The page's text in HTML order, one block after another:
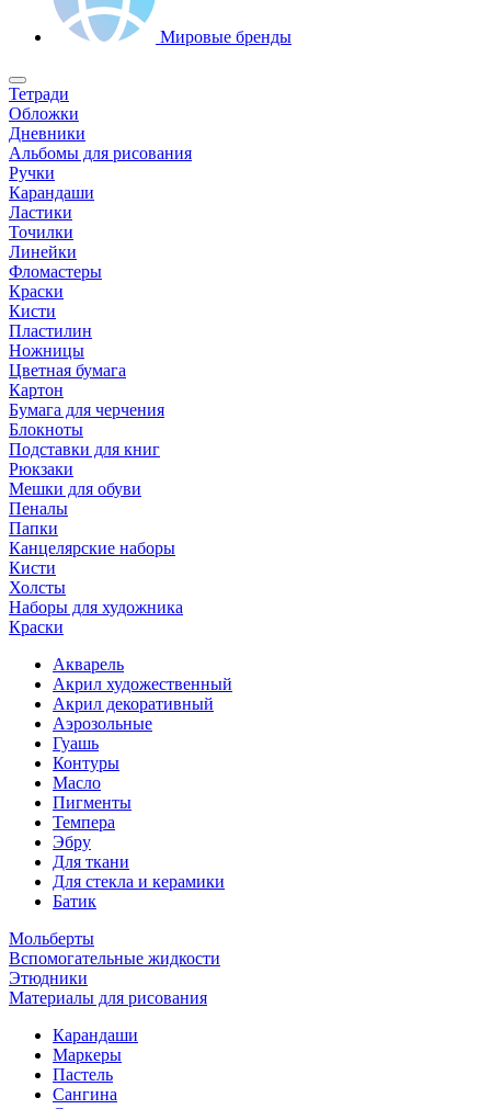
Мировые бренды
Тетради
Обложки
Дневники
Альбомы для рисования
Ручки
Карандаши
Ластики
Точилки
Линейки
Фломастеры
Краски
Кисти
Пластилин
Ножницы
Цветная бумага
Картон
Бумага для черчения
Блокноты
Подставки для книг
Рюкзаки
Мешки для обуви
Пеналы
Папки
Канцелярские наборы
Кисти
Холсты
Наборы для художника
Краски
Акварель
Акрил художественный
Акрил декоративный
Аэрозольные
Гуашь
Контуры
Масло
Пигменты
Темпера
Эбру
Для ткани
Для стекла и керамики
Батик
Мольберты
Вспомогательные жидкости
Этюдники
Материалы для рисования
Карандаши
Маркеры
Пастель
Сангина